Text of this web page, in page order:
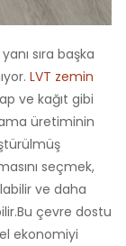
sıra başka
LVT zemin
ve kağıt gibi
üretiminin
seçmek,
ve daha
çevre dostu
ekonomiyi